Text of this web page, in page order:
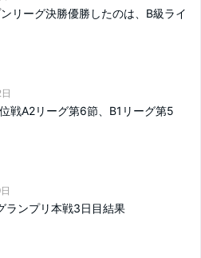
リーグ決勝優勝したのは、B級ライ
戦A2リーグ第6節、B1リーグ第5
ランプリ本戦3日目結果